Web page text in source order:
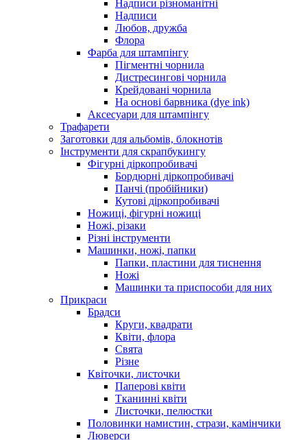
Надписи різноманітні
Надписи
Любов, дружба
Флора
Фарба для штампінгу
Пігментні чорнила
Дистресингові чорнила
Крейдовані чорнила
На основі барвника (dye ink)
Аксесуари для штампінгу
Трафарети
Заготовки для альбомів, блокнотів
Інструменти для скрапбукингу
Фігурні діркопробивачі
Бордюрні діркопробивачі
Панчі (пробійники)
Кутові діркопробивачі
Ножиці, фігурні ножиці
Ножі, різаки
Різні інструменти
Машинки, ножі, папки
Папки, пластини для тиснення
Ножі
Машинки та приспособи для них
Прикраси
Брадси
Круги, квадрати
Квіти, флора
Свята
Різне
Квіточки, листочки
Паперові квіти
Тканинні квіти
Листочки, пелюстки
Половинки намистин, стрази, камінчики
Люверси